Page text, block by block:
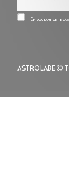
En cochant cette
ASTROLABE